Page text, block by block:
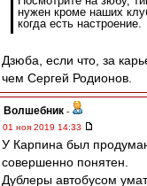
нужен кроме наших
когда есть настроение.
Дзюба, если что, за
чем Сергей Родионов.
Волшебник -
01 ноя 2019 14:33
У Карпина был
совершенно понятен.
Дублеры автобусом